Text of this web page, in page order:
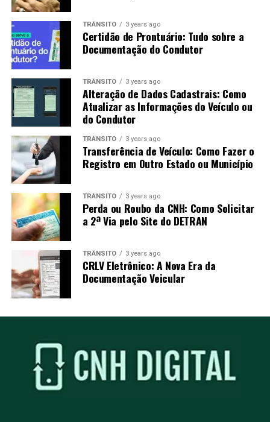
TRÂNSITO 3 years ago
Certidão de Prontuário: Tudo sobre a
Documentação do Condutor
TRÂNSITO 3 years ago
Alteração de Dados Cadastrais: Como
Atualizar as Informações do Veículo ou
do Condutor
TRÂNSITO 3 years ago
Transferência de Veículo: Como Fazer o
Registro em Outro Estado ou Município
TRÂNSITO 3 years ago
Perda ou Roubo da CNH: Como Solicitar
a 2ª Via pelo Site do DETRAN
TRÂNSITO 3 years ago
CRLV Eletrônico: A Nova Era da
Documentação Veicular